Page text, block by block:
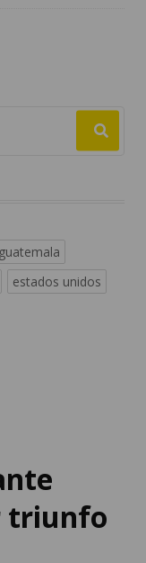
guatemala
estados unidos
triunfo